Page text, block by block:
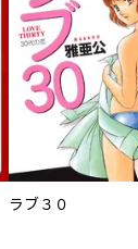
ラブ３０